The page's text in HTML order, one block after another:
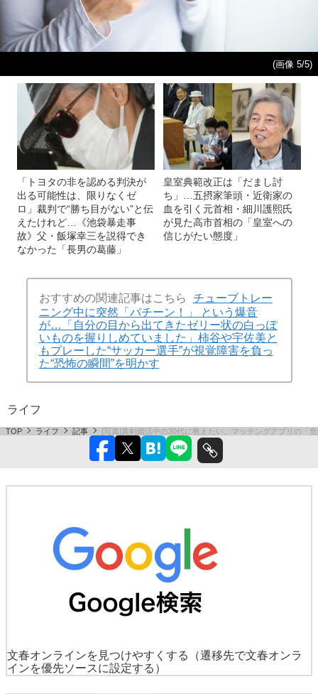
(画像 5/5)
「トヨタの非を認める判決が
出る可能性は、限りなくゼ
ロ」裁判で“勝ち目がない”と伝
えたけれど…《池袋暴走事
故》父・飯塚幸三を説得でき
なかった「長男の葛藤」
皇室典範改正は「だまし討
ち」…五摂家筆頭・近衛家の
血を引く元首相・細川護熙氏
が見た高市首相の「皇室への
信じがたい態度」
おすすめの関連記事はこちら
チューブトレー
ニング中に突然「バチーン！」 という爆音
が…「自分の目から出てきたゼリー状の白っぽ
いものを握りしめていました」柿谷や宇佐美と
もプレーした“サッカー選手”が視覚障害を負っ
た“恐怖の瞬間”を明かす
ライフ
TOP ライフ 記事 [写真]真剣婚活中の30代に教えたい、マッチングアプリの「
文春オンラインを見つけやすくする
（遷移先で文春オンラ
インを優先ソースに設定する）